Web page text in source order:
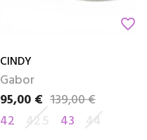
favorite_border
CINDY
Gabor
Prix
95,00 €
Prix de base139,00 €
42 42.5 43 44